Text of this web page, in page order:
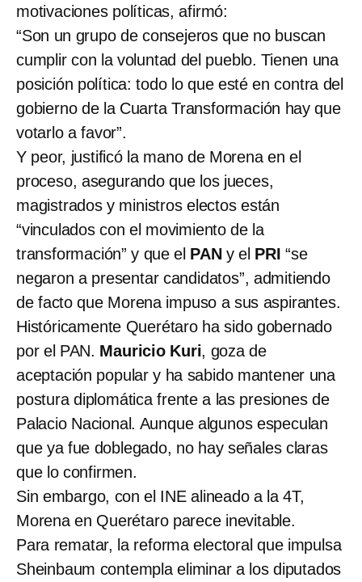
motivaciones políticas, afirmó:
“Son un grupo de consejeros que no buscan
cumplir con la voluntad del pueblo. Tienen una
posición política: todo lo que esté en contra del
gobierno de la Cuarta Transformación hay que
votarlo a favor”.
Y peor, justificó la mano de Morena en el
proceso, asegurando que los jueces,
magistrados y ministros electos están
“vinculados con el movimiento de la
transformación” y que el PANy el PRI“se
negaron a presentar candidatos”, admitiendo
de facto que Morena impuso a sus aspirantes.
Históricamente Querétaro ha sido gobernado
por el PAN. Mauricio Kuri, goza de
aceptación popular y ha sabido mantener una
postura diplomática frente a las presiones de
Palacio Nacional. Aunque algunos especulan
que ya fue doblegado, no hay señales claras
que lo confirmen.
Sin embargo, con el INE alineado a la 4T,
Morena en Querétaro parece inevitable.
Para rematar, la reforma electoral que impulsa
Sheinbaum contempla eliminar a los diputados